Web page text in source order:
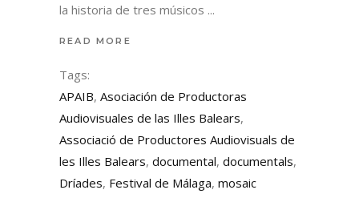
la historia de tres músicos
READ MORE
Tags:
APAIB, Asociación de Productoras
Audiovisuales de las Illes Balears,
Associació de Productores Audiovisuals de
les Illes Balears, documental, documentals,
Dríades, Festival de Málaga, mosaic